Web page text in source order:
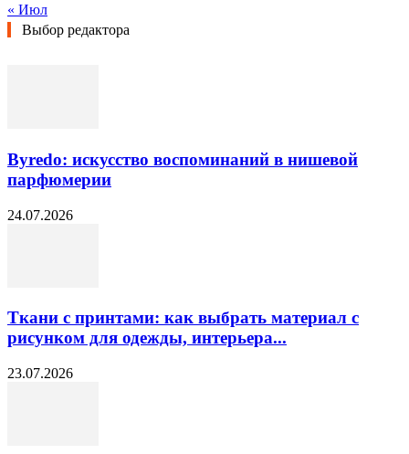
« Июл
Выбор редактора
Byredo: искусство воспоминаний в нишевой
парфюмерии
24.07.2026
Ткани с принтами: как выбрать материал с
рисунком для одежды, интерьера...
23.07.2026